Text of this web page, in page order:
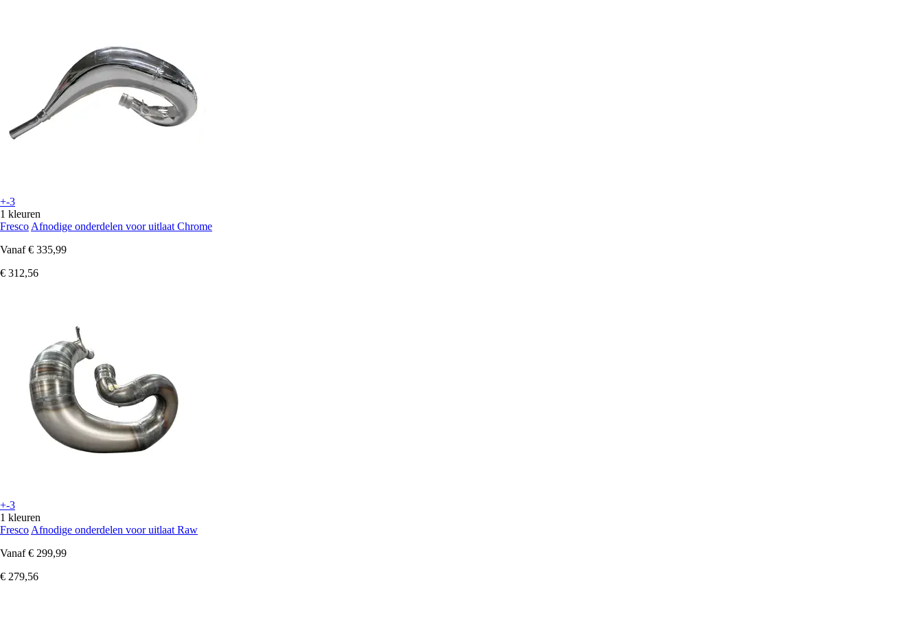
+-3
1 kleuren
Fresco Afnodige onderdelen voor uitlaat Chrome
Vanaf € 335,99
€ 312,56
+-3
1 kleuren
Fresco Afnodige onderdelen voor uitlaat Raw
Vanaf € 299,99
€ 279,56